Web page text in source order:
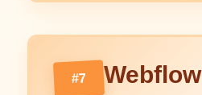
#7 Webflow